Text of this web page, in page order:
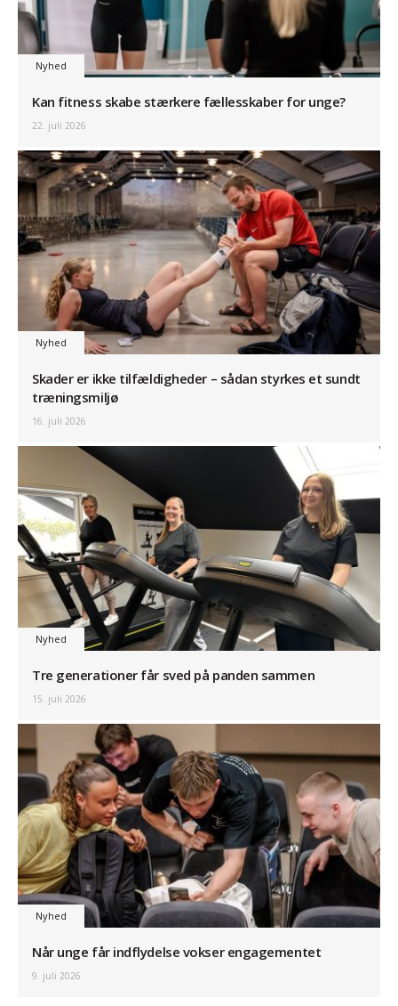
Nyhed
Kan fitness skabe stærkere fællesskaber for unge?
22. juli 2026
Nyhed
Skader er ikke tilfældigheder – sådan styrkes et sundt
træningsmiljø
16. juli 2026
Nyhed
Tre generationer får sved på panden sammen
15. juli 2026
Nyhed
Når unge får indflydelse vokser engagementet
9. juli 2026